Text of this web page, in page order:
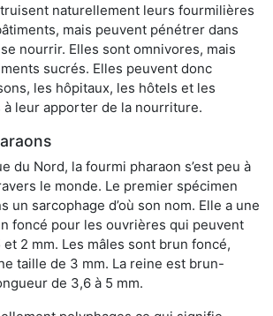
naturellement leurs fourmilières
mais peuvent pénétrer dans
nourrir. Elles sont omnivores, mais
sucrés. Elles peuvent donc
les hôpitaux, les hôtels et les
leur apporter de la nourriture.
du Nord, la fourmi pharaon s’est peu à
le monde. Le premier spécimen
un sarcophage d’où son nom. Elle a une
foncé pour les ouvrières qui peuvent
2 mm. Les mâles sont brun foncé,
taille de 3 mm. La reine est brun-
de 3,6 à 5 mm.